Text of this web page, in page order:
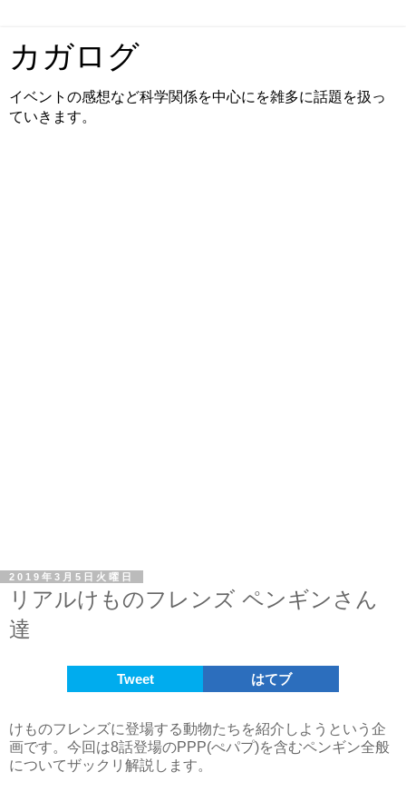
カガログ
イベントの感想など科学関係を中心にを雑多に話題を扱っ
ていきます。
2019年3月5日火曜日
リアルけものフレンズ ペンギンさん
達
Tweet はてブ
けものフレンズに登場する動物たちを紹介しようという企
画です。今回は8話登場のPPP(ぺパプ)を含むペンギン全般
についてザックリ解説します。